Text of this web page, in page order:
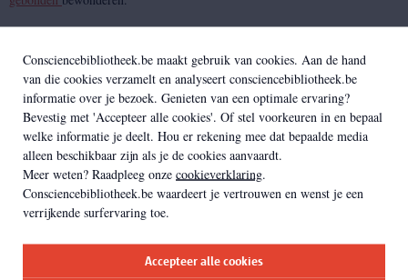
Consciencebibliotheek.be maakt gebruik van cookies. Aan de hand
van die cookies verzamelt en analyseert consciencebibliotheek.be
informatie over je bezoek. Genieten van een optimale ervaring?
Bevestig met 'Accepteer alle cookies'. Of stel voorkeuren in en bepaal
welke informatie je deelt. Hou er rekening mee dat bepaalde media
alleen beschikbaar zijn als je de cookies aanvaardt.
Meer weten? Raadpleeg onze cookieverklaring.
Consciencebibliotheek.be waardeert je vertrouwen en wenst je een
verrijkende surfervaring toe.
Accepteer alle cookies
studenten en leerkrachten ter ere van het 100-jarige bestaan van de
opleiding Boekkunst aan Academie Berchem.